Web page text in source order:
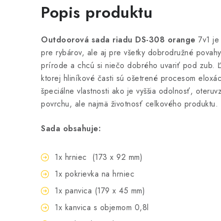
Popis produktu
Outdoorová sada riadu DS-308 orange 7v1
pre rybárov, ale aj pre všetky dobrodružné
prírode a chcú si niečo dobrého uvariť pod zub. Ľ
ktorej hliníkové časti sú ošetrené procesom
špeciálne vlastnosti ako je vyššia odolnosť,
povrchu, ale najmä životnosť celkového produktu.
Sada obsahuje:
1x hrniec (173 x 92 mm)
1x pokrievka na hrniec
1x panvica (179 x 45 mm)
1x kanvica s objemom 0,8l